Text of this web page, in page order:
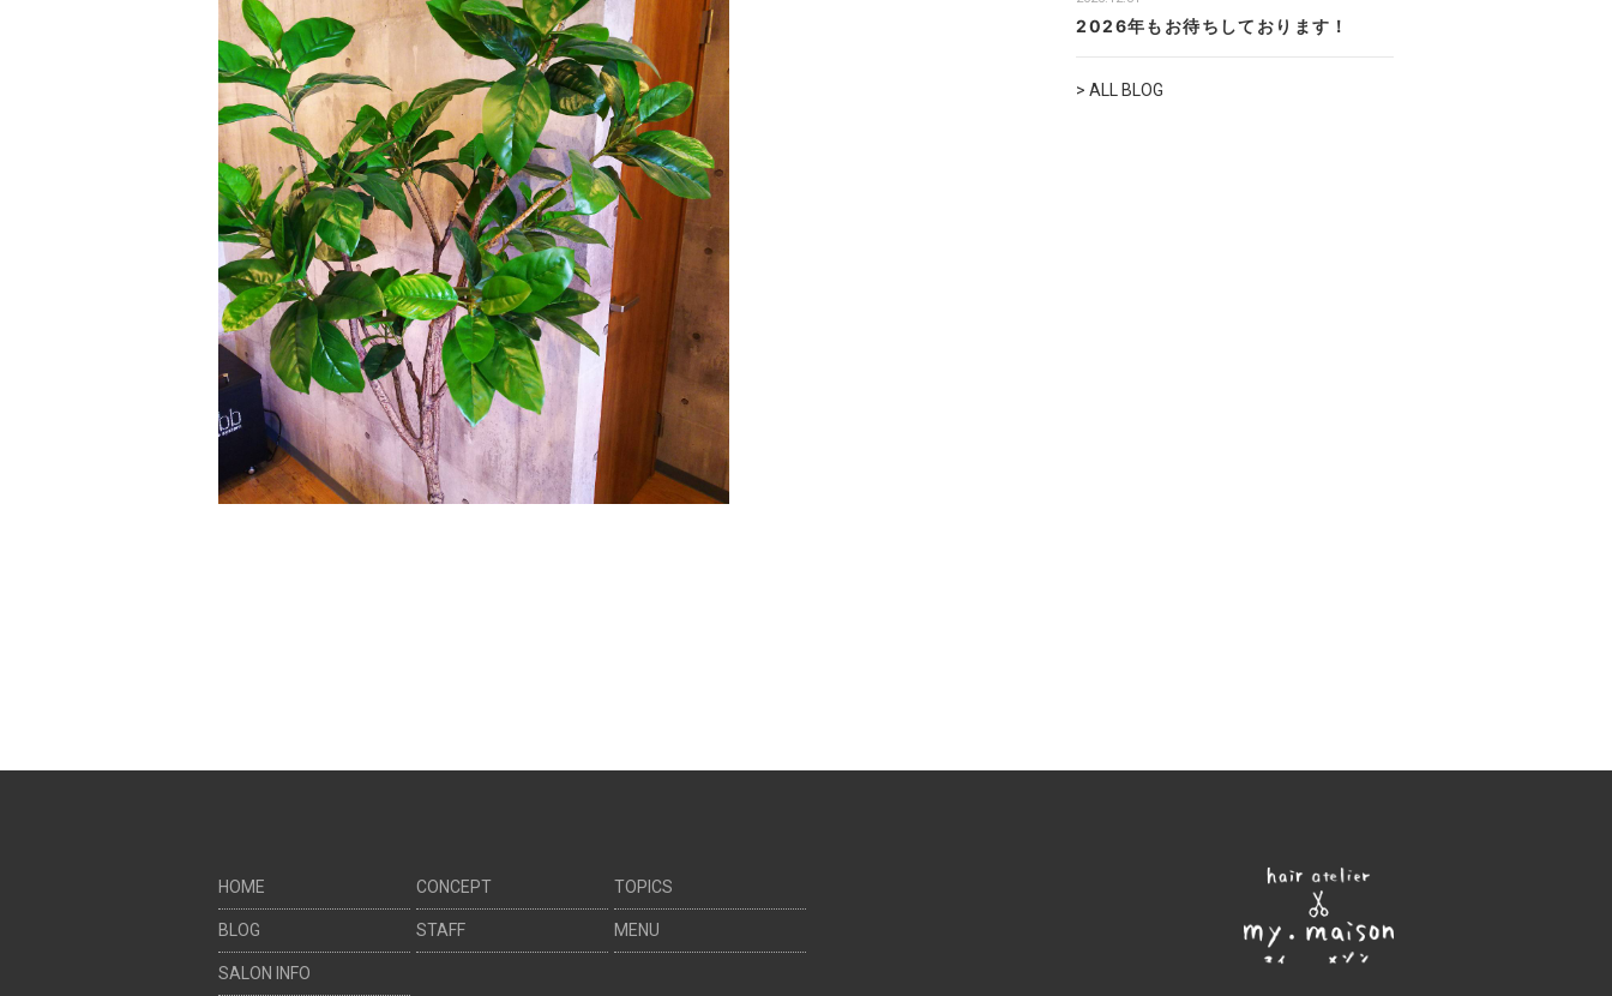
2026年もお待ちしております！
> ALL BLOG
HOME CONCEPT TOPICS
BLOG STAFF MENU
SALON INFO